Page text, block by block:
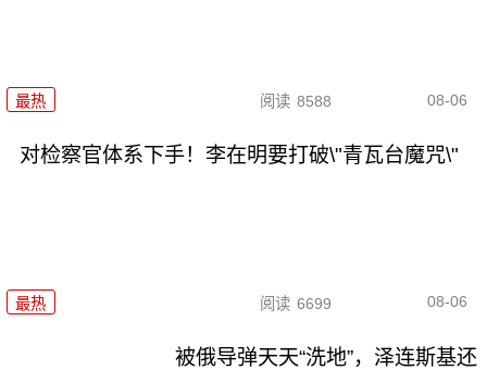
最热 阅读 8588 08-06
对检察官体系下手！李在明要打破\"青瓦台魔咒\"
最热 阅读 6699 08-06
被俄导弹天天“洗地”，泽连斯基还